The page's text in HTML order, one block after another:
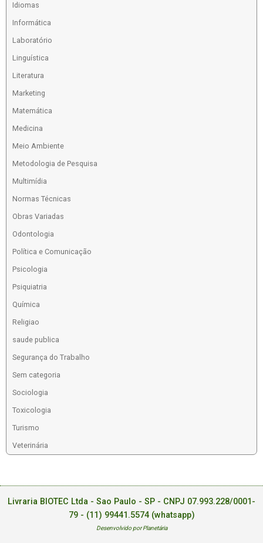
Idiomas
Informática
Laboratório
Linguística
Literatura
Marketing
Matemática
Medicina
Meio Ambiente
Metodologia de Pesquisa
Multimídia
Normas Técnicas
Obras Variadas
Odontologia
Política e Comunicação
Psicologia
Psiquiatria
Química
Religiao
saude publica
Segurança do Trabalho
Sem categoria
Sociologia
Toxicologia
Turismo
Veterinária
Livraria BIOTEC Ltda - Sao Paulo - SP - CNPJ 07.993.228/0001-
79 - (11) 99441.5574 (whatsapp)
Desenvolvido por Planetária